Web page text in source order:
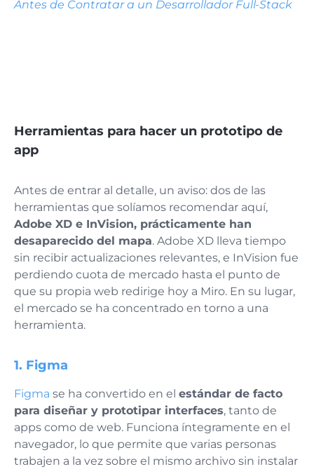
Antes de Contratar a un Desarrollador Full-Stack
Herramientas para hacer un prototipo de
app
Antes de entrar al detalle, un aviso: dos de las
herramientas que solíamos recomendar aquí,
Adobe XD e InVision, prácticamente han
desaparecido del mapa. Adobe XD lleva tiempo
sin recibir actualizaciones relevantes, e InVision fue
perdiendo cuota de mercado hasta el punto de
que su propia web redirige hoy a Miro. En su lugar,
el mercado se ha concentrado en torno a una
herramienta.
1. Figma
Figma se ha convertido en el estándar de facto
para diseñar y prototipar interfaces, tanto de
apps como de web. Funciona íntegramente en el
navegador, lo que permite que varias personas
trabajen a la vez sobre el mismo archivo sin instalar